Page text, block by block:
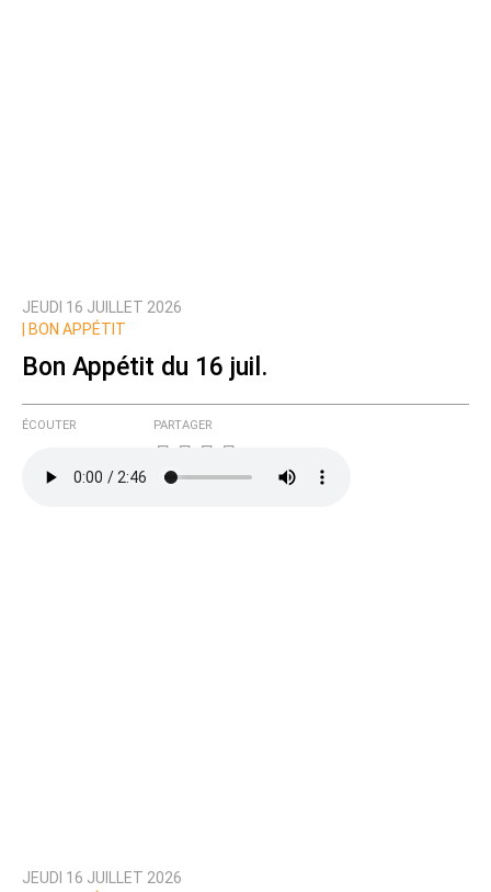
Prévenez-moi de tous les nouveaux commentaires
JEUDI 16 JUILLET 2026
BON APPÉTIT
Bon Appétit du 16 juil.
ÉCOUTER PARTAGER
JEUDI 16 JUILLET 2026